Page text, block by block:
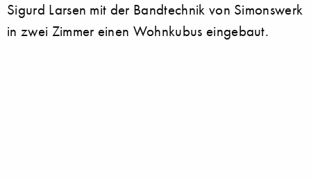
Sigurd Larsen mit der Bandtechnik von Simonswerk
in zwei Zimmer einen Wohnkubus eingebaut.